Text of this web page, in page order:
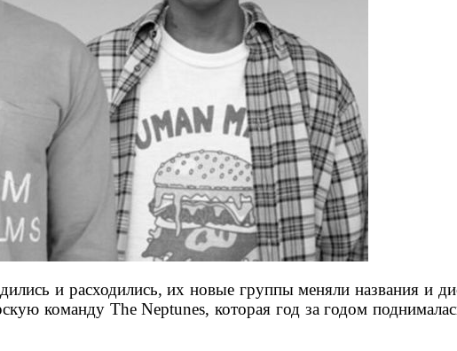
и расходились, их новые группы меняли названия и
команду The Neptunes, которая год за годом